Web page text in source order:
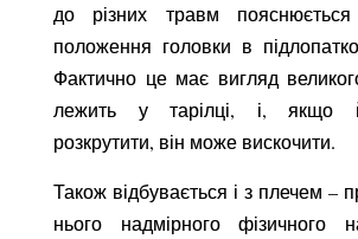
до різних травм пояснюється
положення головки в
Фактично це має вигляд
лежить у тарілці, і, якщо
розкрутити, він може вискочити.
Також відбувається і з плечем –
нього надмірного фізичного